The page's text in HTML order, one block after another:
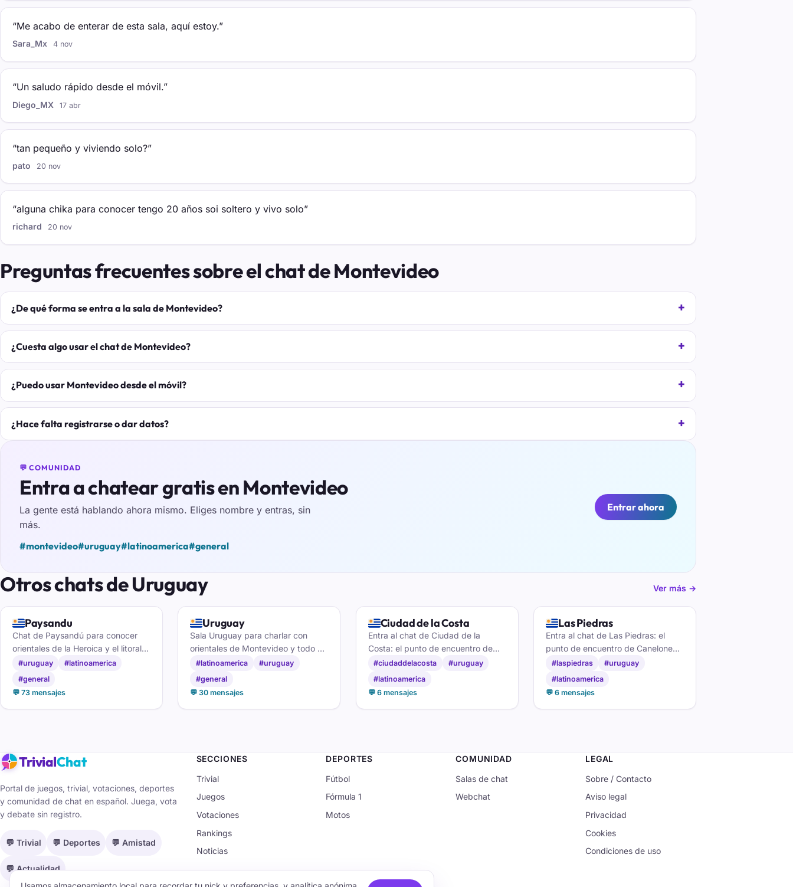
“Me acabo de enterar de esta sala, aquí estoy.”
Sara_Mx 4 nov
“Un saludo rápido desde el móvil.”
Diego_MX 17 abr
“tan pequeño y viviendo solo?”
pato 20 nov
“alguna chika para conocer tengo 20 años soi soltero y vivo solo”
richard 20 nov
Preguntas frecuentes sobre el chat de Montevideo
¿De qué forma se entra a la sala de Montevideo?
¿Cuesta algo usar el chat de Montevideo?
¿Puedo usar Montevideo desde el móvil?
¿Hace falta registrarse o dar datos?
💬 COMUNIDAD
Entra a chatear gratis en Montevideo
La gente está hablando ahora mismo. Eliges nombre y entras, sin
más.
#montevideo#uruguay#latinoamerica#general
Entrar ahora
Otros chats de Uruguay Ver más →
🇺🇾Paysandu
Chat de Paysandú para conocer
orientales de la Heroica y el litoral
uruguayo: Semana de la Cerveza,
el puente a Colón y el ritmo
sanducero.
#uruguay
#latinoamerica
#general
💬 73 mensajes
🇺🇾Uruguay
Sala Uruguay para charlar con
orientales de Montevideo y todo el
país, hacer amistades y compartir
mate, fútbol y buena onda.
#latinoamerica
#uruguay
#general
💬 30 mensajes
🇺🇾Ciudad de la Costa
Entra al chat de Ciudad de la
Costa: el punto de encuentro de
Canelones, en Uruguay para
chatear en directo, hacer
amistades y conocer gente nueva
sin crear cuenta.
#ciudaddelacosta
#uruguay
#latinoamerica
💬 6 mensajes
🇺🇾Las Piedras
Entra al chat de Las Piedras: el
punto de encuentro de Canelones,
en Uruguay para chatear en
directo, hacer amistades y conocer
gente nueva sin crear cuenta.
#laspiedras
#uruguay
#latinoamerica
💬 6 mensajes
TrivialChat
Portal de juegos, trivial, votaciones, deportes
y comunidad de chat en español. Juega, vota
y debate sin registro.
💬 Trivial 💬 Deportes 💬 Amistad
💬 Actualidad
SECCIONES
Trivial
Juegos
Votaciones
Rankings
Noticias
DEPORTES
Fútbol
Fórmula 1
Motos
COMUNIDAD
Salas de chat
Webchat
LEGAL
Sobre / Contacto
Aviso legal
Privacidad
Cookies
Condiciones de uso